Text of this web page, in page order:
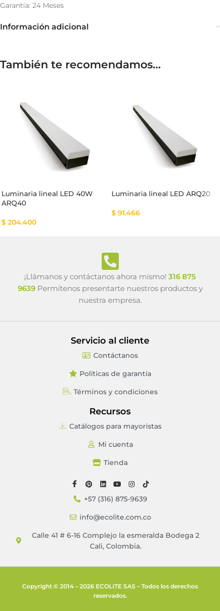
Garantía: 24 Meses
Información adicional
También te recomendamos…
Luminaria lineal LED 40W
ARQ40
$ 204.400
Luminaria lineal LED ARQ20
$ 91.466
¡Llámanos y contáctanos ahora mismo! 316 875
9639Permítenos presentarte nuestros productos y
nuestra empresa.
Servicio al cliente
Contáctanos
Políticas de garantía
Términos y condiciones
Recursos
Catálogos para mayoristas
Mi cuenta
Tienda
+57 (316) 875-9639
info@ecolite.com.co
Calle 41 # 6-16 Complejo la esmeralda Bodega 2
Cali, Colombia.
Copyright © 2014 – 2026 ECOLITE SAS – Todos los derechos
reservados.